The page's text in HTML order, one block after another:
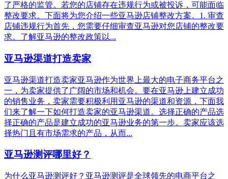
了严格的监管。若您的店铺存在违规行为或被投诉，可能面临
整改要求。下面将为您介绍一些亚马逊店铺整改方案。1. 审查
店铺违规行为首先，您需要仔细审查亚马逊对您店铺的整改要
求。了解亚马逊的整改政策以...
亚马逊渠道打造卖家
亚马逊渠道打造卖家亚马逊作为世界上最大的电子商务平台之
一，为卖家提供了广阔的市场和机会。要在亚马逊上建立成功
的销售业务，卖家需要积极利用亚马逊的渠道和资源，下面我
们来了解一下如何打造卖家的亚马逊渠道。选择正确的产品选
择正确的产品是建立成功的亚马逊业务的第一步。卖家应该选
择热门且有市场需求的产品，从而...
亚马逊测评哪里好？
为什么亚马逊测评好？亚马逊测评是全球领先的电商平台之